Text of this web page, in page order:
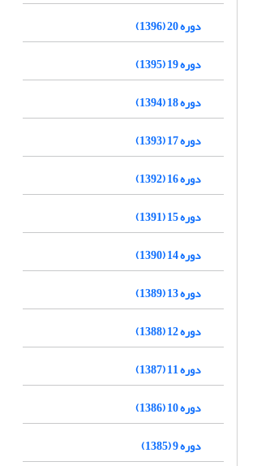
دوره 20 (1396)
دوره 19 (1395)
دوره 18 (1394)
دوره 17 (1393)
دوره 16 (1392)
دوره 15 (1391)
دوره 14 (1390)
دوره 13 (1389)
دوره 12 (1388)
دوره 11 (1387)
دوره 10 (1386)
دوره 9 (1385)